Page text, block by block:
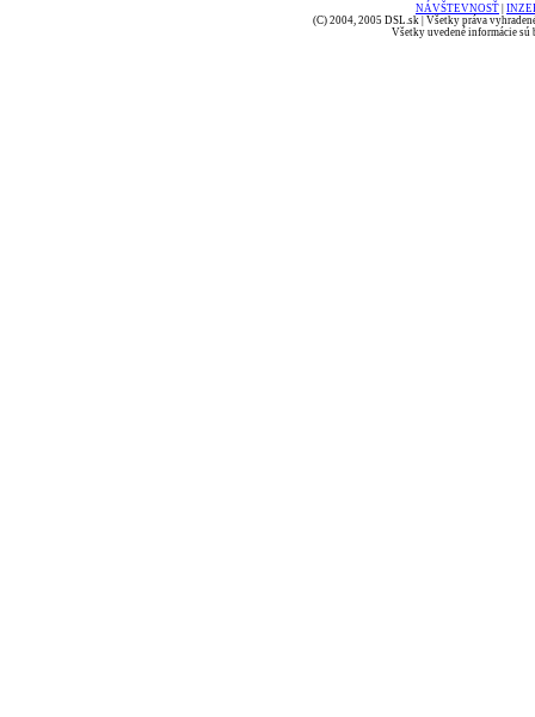
NÁVŠTEVNOSŤ
(C) 2004, 2005 DSL.sk | Všetky práva
Všetky uvedené informácie sú